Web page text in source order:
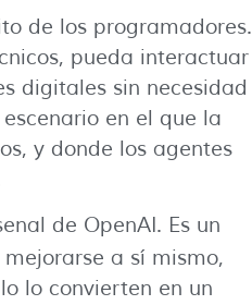
de los programadores.
pueda interactuar
digitales sin necesidad
en el que la
y donde los agentes
de OpenAI. Es un
a sí mismo,
lo convierten en un